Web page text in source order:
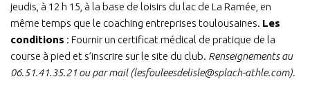
jeudis, à 12 h 15, à la base de loisirs du lac de La Ramée, en
même temps que le coaching entreprises toulousaines. Les
conditions : Fournir un certificat médical de pratique de la
course à pied et s’inscrire sur le site du club. Renseignements au
06.51.41.35.21 ou par mail (lesfouleesdelisle@splach-athle.com).